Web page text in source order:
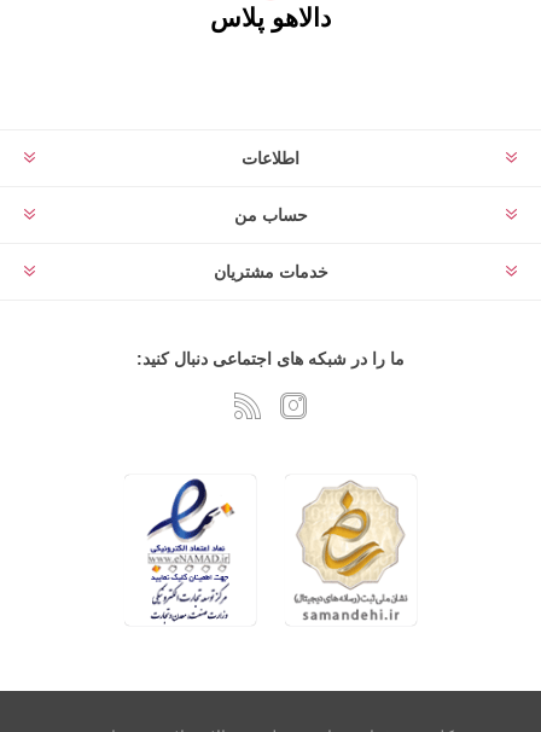
دالاهو پلاس
اطلاعات
حساب من
خدمات مشتریان
ما را در شبکه های اجتماعی دنبال کنید: